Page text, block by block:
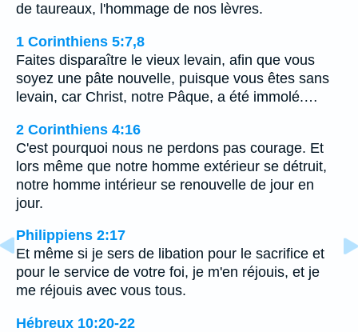
de taureaux, l'hommage de nos lèvres.
1 Corinthiens 5:7,8
Faites disparaître le vieux levain, afin que vous
soyez une pâte nouvelle, puisque vous êtes sans
levain, car Christ, notre Pâque, a été immolé.…
2 Corinthiens 4:16
C'est pourquoi nous ne perdons pas courage. Et
lors même que notre homme extérieur se détruit,
notre homme intérieur se renouvelle de jour en
jour.
Philippiens 2:17
Et même si je sers de libation pour le sacrifice et
pour le service de votre foi, je m'en réjouis, et je
me réjouis avec vous tous.
Hébreux 10:20-22